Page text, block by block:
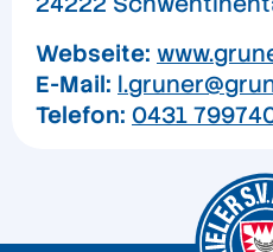
Webseite:
E-Mail:
Telefon: 0431